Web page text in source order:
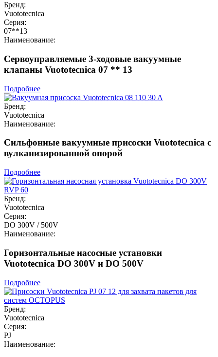
Бренд:
Vuototecnica
Серия:
07**13
Наименование:
Сервоуправляемые 3-ходовые вакуумные
клапаны Vuototecnica 07 ** 13
Подробнее
Бренд:
Vuototecnica
Наименование:
Сильфонные вакуумные присоски Vuototecnica с
вулканизированной опорой
Подробнее
Бренд:
Vuototecnica
Серия:
DO 300V / 500V
Наименование:
Горизонтальные насосные установки
Vuototecnica DO 300V и DO 500V
Подробнее
Бренд:
Vuototecnica
Серия:
PJ
Наименование: